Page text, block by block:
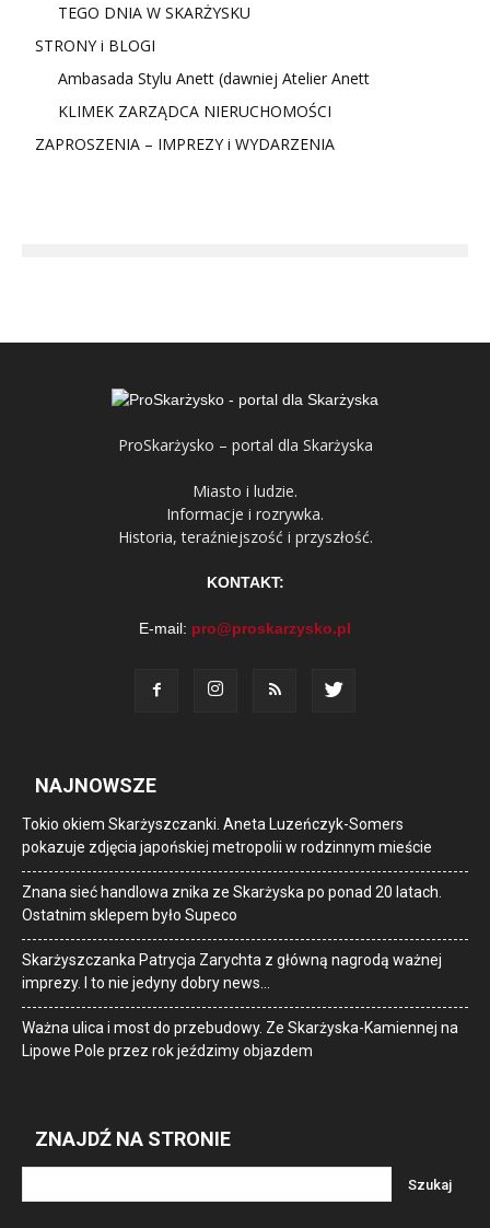
TEGO DNIA W SKARŻYSKU
STRONY i BLOGI
Ambasada Stylu Anett (dawniej Atelier Anett
KLIMEK ZARZĄDCA NIERUCHOMOŚCI
ZAPROSZENIA – IMPREZY i WYDARZENIA
ProSkarżysko – portal dla Skarżyska
Miasto i ludzie.
Informacje i rozrywka.
Historia, teraźniejszość i przyszłość.
KONTAKT:
E-mail: pro@proskarzysko.pl
NAJNOWSZE
Tokio okiem Skarżyszczanki. Aneta Luzeńczyk-Somers
pokazuje zdjęcia japońskiej metropolii w rodzinnym mieście
Znana sieć handlowa znika ze Skarżyska po ponad 20 latach.
Ostatnim sklepem było Supeco
Skarżyszczanka Patrycja Zarychta z główną nagrodą ważnej
imprezy. I to nie jedyny dobry news…
Ważna ulica i most do przebudowy. Ze Skarżyska-Kamiennej na
Lipowe Pole przez rok jeździmy objazdem
ZNAJDŹ NA STRONIE